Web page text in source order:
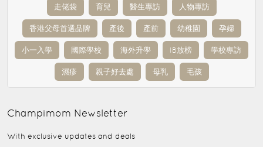
走佬袋 育兒 醫生專訪 人物專訪
香港父母首選品牌 產後 產前 幼稚園 孕婦
小一入學 國際學校 海外升學 IB放榜 學校專訪
濕疹 親子好去處 母乳 毛孩
Champimom Newsletter
With exclusive updates and deals